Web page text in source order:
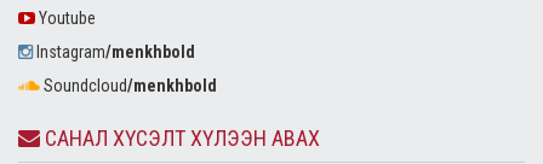
Youtube
Instagram/menkhbold
Soundcloud/menkhbold
САНАЛ ХҮСЭЛТ ХҮЛЭЭН АВАХ